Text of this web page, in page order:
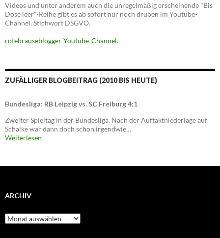
Videos und unter anderem auch die unregelmäßig erscheinende "Bis
Dose leer"-Reihe gibt es ab sofort nur noch drüben im Youtube-
Channel. Stichwort DSGVO.
rotebrauseblogger-Youtube-Channel.
ZUFÄLLIGER BLOGBEITRAG (2010 BIS HEUTE)
Bundesliga: RB Leipzig vs. SC Freiburg 4:1
Zweiter Spieltag in der Bundesliga. Nach der Auftaktniederlage auf
Schalke war dann doch schon irgendwie…
Weiterlesen
ARCHIV
Archiv